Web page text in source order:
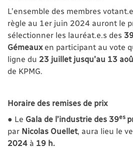
L’ensemble des membres
règle au 1er juin 2024 auront le
sélectionner les lauréat.e.s des
Gémeaux en participant au vote
ligne du 23 juillet jusqu’au 13
de KPMG.
Horaire des remises de prix
● Le Gala de l’industrie des 39es
par Nicolas Ouellet, aura lieu le
2024 à 19 h.